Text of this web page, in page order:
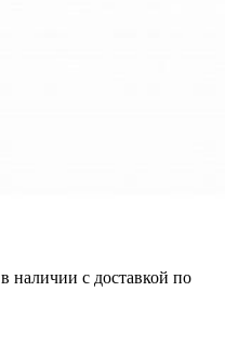
наличии с доставкой по